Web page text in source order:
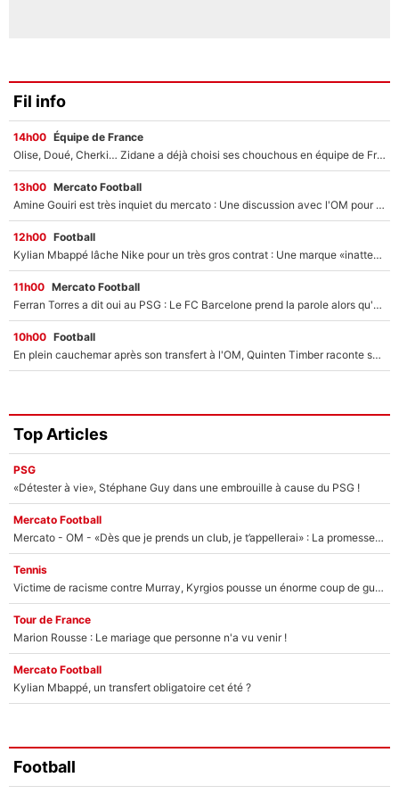
Fil info
14h00 Équipe de France
Olise, Doué, Cherki… Zidane a déjà choisi ses chouchous en équipe de France ? L’IA annonce des surprises sans Kylian Mbappé !
13h00 Mercato Football
Amine Gouiri est très inquiet du mercato : Une discussion avec l'OM pour acter son transfert !
12h00 Football
Kylian Mbappé lâche Nike pour un très gros contrat : Une marque «inattendue» va frapper très fort
11h00 Mercato Football
Ferran Torres a dit oui au PSG : Le FC Barcelone prend la parole alors qu'un transfert de l'attaquant espagnol prend forme
10h00 Football
En plein cauchemar après son transfert à l'OM, Quinten Timber raconte ses doutes après sa signature à Marseille
Top Articles
PSG
«Détester à vie», Stéphane Guy dans une embrouille à cause du PSG !
Mercato Football
Mercato - OM - «Dès que je prends un club, je t’appellerai» : La promesse de Marcelino au moment de claquer la porte
Tennis
Victime de racisme contre Murray, Kyrgios pousse un énorme coup de gueule !
Tour de France
Marion Rousse : Le mariage que personne n'a vu venir !
Mercato Football
Kylian Mbappé, un transfert obligatoire cet été ?
Football